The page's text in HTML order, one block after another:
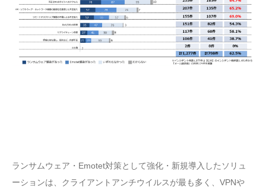
ランサムウェア・Emotet対策として強化・新規導入したソリュ
ーションは、クライアントアンチウイルスが最も多く、VPNや